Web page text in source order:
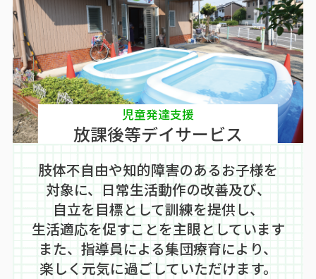
児童発達支援
放課後等デイサービス
肢体不自由や知的障害のあるお子様を
対象に、日常生活動作の改善及び、
自立を目標として訓練を提供し、
生活適応を促すことを主眼としています
また、指導員による集団療育により、
楽しく元気に過ごしていただけます。